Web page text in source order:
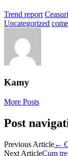
Trend report
Uncategorized
Kamy
More Posts
Post
Previous Article←
Next ArticleCum